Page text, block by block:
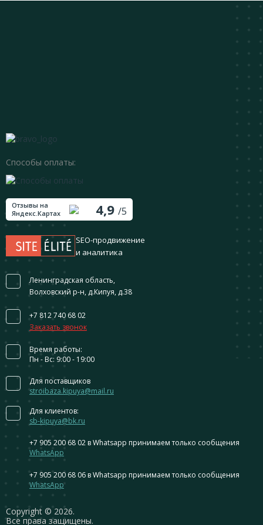
Сopyright © 2026.
Все права защищены.
Способы оплаты:
Отзывы на
Яндекс.Картах
4,9 /5
SEO-продвижение
и аналитика
Ленинградская область,
Волховский р-н, д.Кипуя, д.38
+7 812 740 68 02
Заказать звонок
Время работы:
Пн - Вс: 9:00 - 19:00
Для поставщиков
stroibaza.kipuya@mail.ru
Для клиентов:
sb-kipuya@bk.ru
+7 905 200 68 02 в Whatsapp принимаем только сообщения
WhatsApp
+7 905 200 68 06 в Whatsapp принимаем только сообщения
WhatsApp